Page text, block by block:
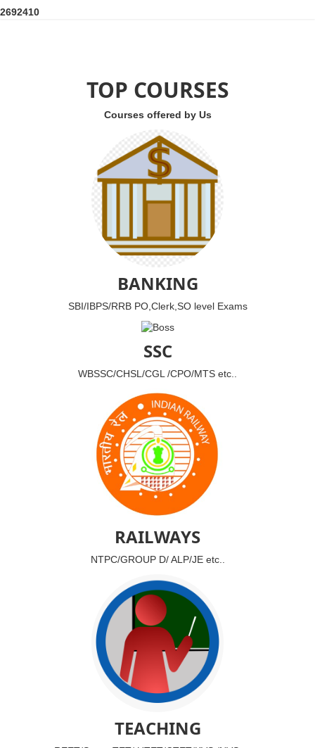
2692410
TOP COURSES
Courses offered by Us
BANKING
SBI/IBPS/RRB PO,Clerk,SO level Exams
SSC
WBSSC/CHSL/CGL /CPO/MTS etc..
RAILWAYS
NTPC/GROUP D/ ALP/JE etc..
TEACHING